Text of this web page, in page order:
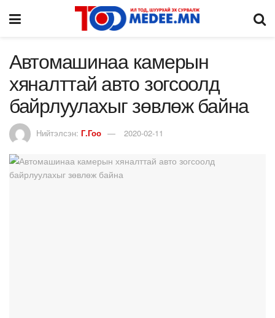
Автомашинаа камерын
хяналттай авто зогсоолд
байрлуулахыг зөвлөж байна
Нийтэлсэн: Г.Гоо 2020-02-11